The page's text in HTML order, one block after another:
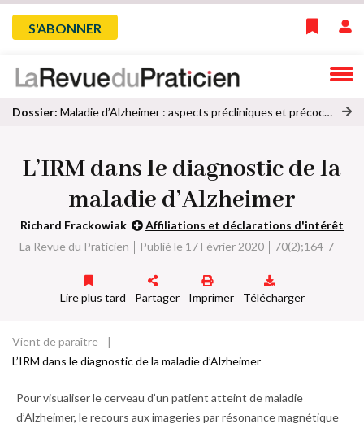
Skip
navigation
Menu
du
compte
l'utilisateur
S'ABONNER
Dossier: Maladie d’Alzheimer : aspects précliniques et précoces
s
L’IRM dans le diagnostic de la
maladie d’Alzheimer
Richard Frackowiak
Affiliations et déclarations d'intérêt
La Revue du Praticien
Publié le 17 Février 2020 70(2);164-7
Lire plus tard Partager Imprimer Télécharger
Fil
d'Ariane
Vient de paraître
L’IRM dans le diagnostic de la maladie d’Alzheimer
Pour visualiser le cerveau d’un patient atteint de maladie
d’Alzheimer, le recours aux imageries par résonance magnétique